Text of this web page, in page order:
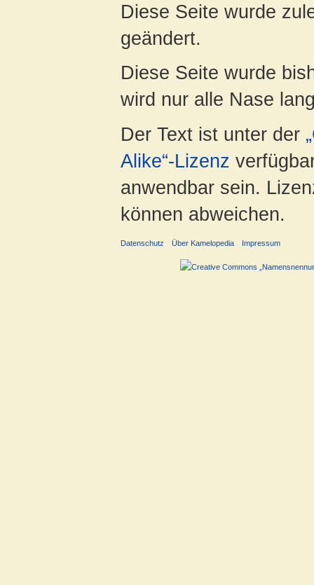
Diese Seite wurde
geändert.
Diese Seite wurde
wird nur alle Nase
Der Text ist unter der
Alike“-Lizenz
anwendbar sein.
können abweichen.
Datenschutz Über Kamelopedia Impressum